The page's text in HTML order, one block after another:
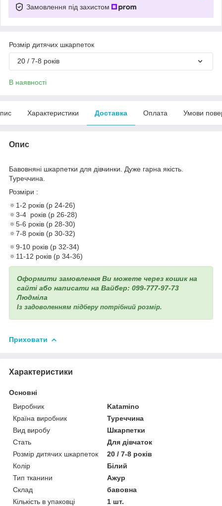
Замовлення під захистом
Розмір дитячих шкарпеток
20 / 7-8 років
В наявності
Характеристики Доставка Оплата Умови
Опис
Бавовняні шкарпетки для дівчинки. Дуже гарна якість.
Туреччина.
Розміри :
🔅1-2 років (р 24-26)
🔅3-4 років (р 26-28)
🔅5-6 років (р 28-30)
🔅7-8 років (р 30-32)
🔅9-10 років (р 32-34)
🔅11-12 років (р 34-36)
Оформити замовлення Ви можете через кошик на
сайті або написати на Вайбер: 099-777-97-73
Людміла
Із задоволенням підберу потрібний розмір.
Приховати
Характеристики
Основні
Виробник
Katamino
Країна виробник
Туреччина
Вид виробу
Шкарпетки
Стать
Для дівчаток
Розмір дитячих шкарпеток
20 / 7-8 років
Колір
Білий
Тип тканини
Ажур
Склад
бавовна
Кількість в упаковці
1 шт.